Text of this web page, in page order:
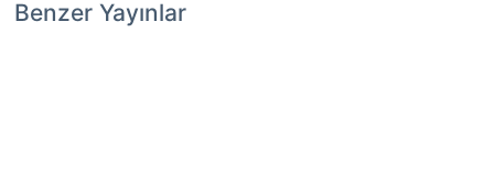
Benzer Yayınlar